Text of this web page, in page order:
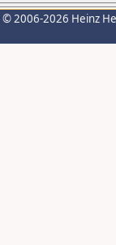
© 2006-2026 Heinz